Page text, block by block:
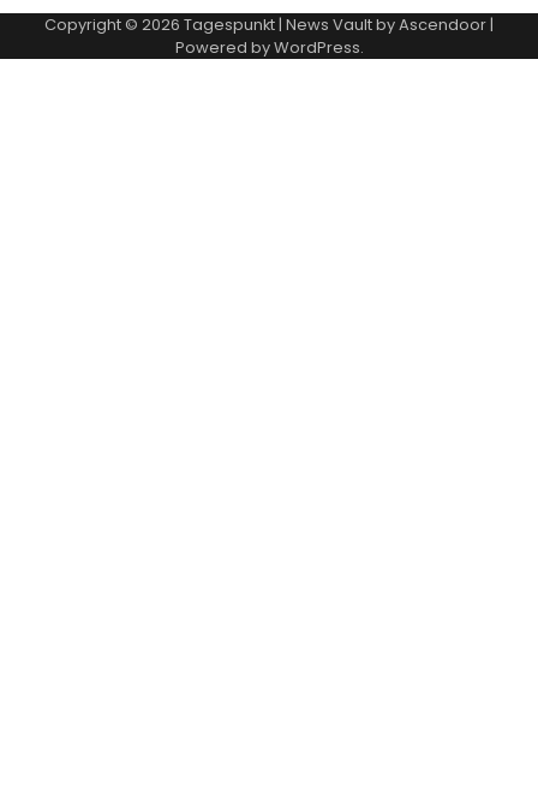
Copyright © 2026 Tagespunkt| News Vault byAscendoor|
Powered byWordPress.